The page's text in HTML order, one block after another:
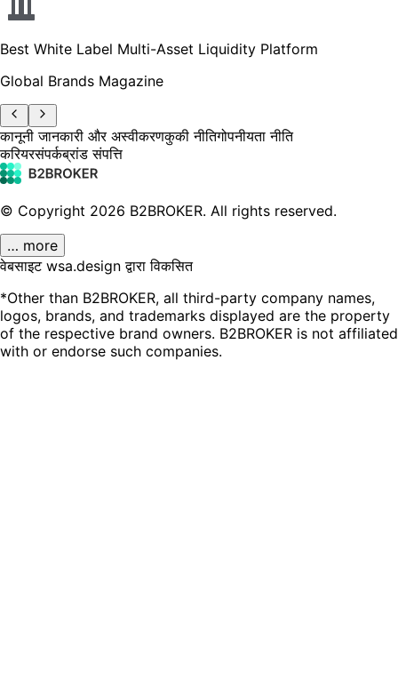
Best White Label Multi-Asset Liquidity Platform
Global Brands Magazine
कानूनी जानकारी और अस्वीकरणकुकी नीतिगोपनीयता नीति
करियरसंपर्कब्रांड संपत्ति
© Copyright 2026 B2BROKER. All rights reserved.
… more
वेबसाइट wsa.design द्वारा विकसित
*Other than B2BROKER, all third-party company names,
logos, brands, and trademarks displayed are the property
of the respective brand owners. B2BROKER is not affiliated
with or endorse such companies.